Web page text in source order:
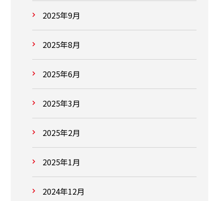
2025年9月
2025年8月
2025年6月
2025年3月
2025年2月
2025年1月
2024年12月